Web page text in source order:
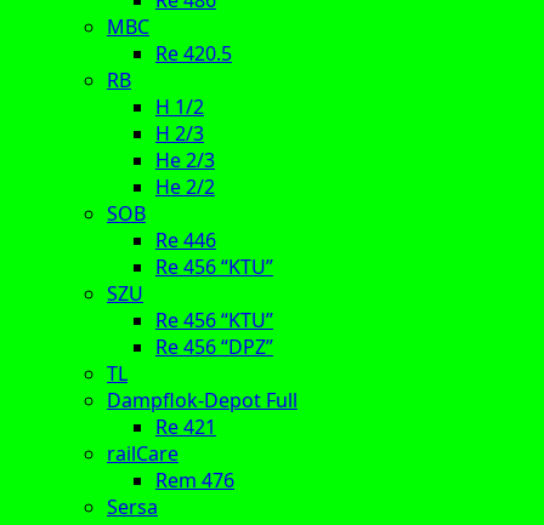
MBC
Re 420.5
RB
H 1/2
H 2/3
He 2/3
He 2/2
SOB
Re 446
Re 456 “KTU”
SZU
Re 456 “KTU”
Re 456 “DPZ”
TL
Dampflok-Depot Full
Re 421
railCare
Rem 476
Sersa